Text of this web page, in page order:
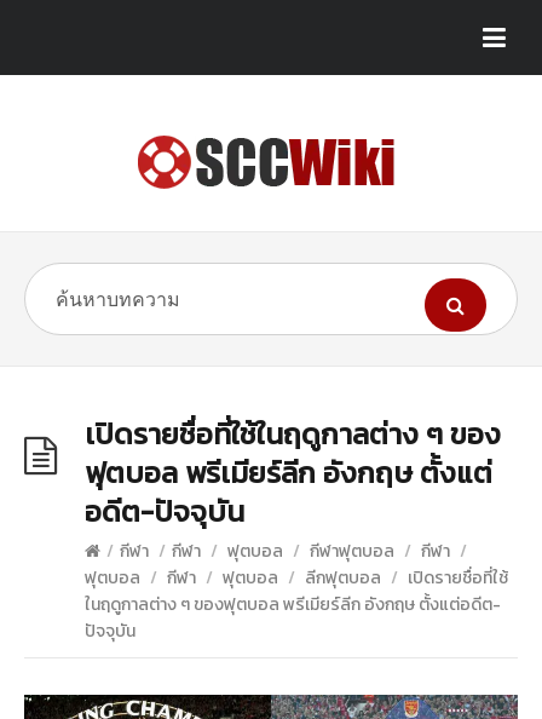
เปิดรายชื่อที่ใช้ในฤดูกาลต่าง ๆ ของ
ฟุตบอล พรีเมียร์ลีก อังกฤษ ตั้งแต่
อดีต-ปัจจุบัน
/ กีฬา / กีฬา / ฟุตบอล / กีฬาฟุตบอล / กีฬา /
ฟุตบอล / กีฬา / ฟุตบอล / ลีกฟุตบอล / เปิดรายชื่อที่ใช้
ในฤดูกาลต่าง ๆ ของฟุตบอล พรีเมียร์ลีก อังกฤษ ตั้งแต่อดีต-
ปัจจุบัน